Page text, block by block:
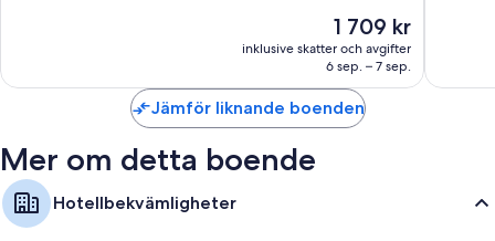
Priset
är
1 709 kr
1 709 kr
inklusive skatter och avgifter
6 sep. – 7 sep.
Jämför liknande boenden
Mer om detta boende
Hotellbekvämligheter